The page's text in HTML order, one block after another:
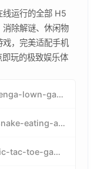
线运行的全部 H5
消除解谜、休闲物
，完美适配手机
玩的极致娱乐体
jenga-lown-game.smartwatchmanufacturer.cn
snake-eating-apple-game.smartwatchmanufacturer.cn
tic-tac-toe-game.smartwatchmanufacturer.cn